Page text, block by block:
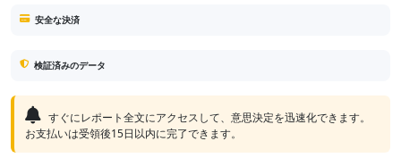
安全な決済
検証済みのデータ
すぐにレポート全文にアクセスして、意思決定を迅速化できます。
お支払いは受領後15日以内に完了できます。